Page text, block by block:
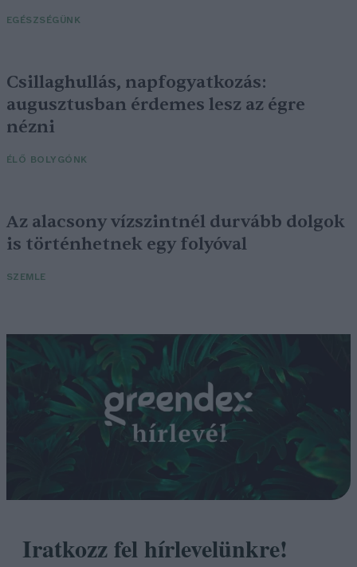
EGÉSZSÉGÜNK
Csillaghullás, napfogyatkozás:
augusztusban érdemes lesz az égre
nézni
ÉLŐ BOLYGÓNK
Az alacsony vízszintnél durvább dolgok
is történhetnek egy folyóval
SZEMLE
Iratkozz fel hírlevelünkre!